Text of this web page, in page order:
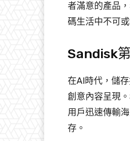
者滿意的產品
碼生活中不可或
Sandisk
在AI時代，儲
創意內容呈現
用戶迅速傳輸
存。